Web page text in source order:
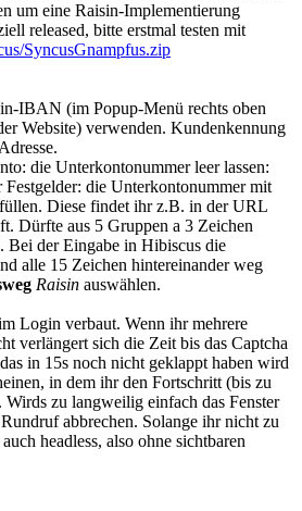
um eine Raisin-Implementierung
released, bitte erstmal testen mit
SyncusGnampfus.zip
IBAN (im Popup-Menü rechts oben
Website) verwenden. Kundenkennung
die Unterkontonummer leer lassen:
Festgelder: die Unterkontonummer mit
Diese findet ihr z.B. in der URL
Dürfte aus 5 Gruppen a 3 Zeichen
Bei der Eingabe in Hibiscus die
alle 15 Zeichen hintereinander weg
Raisin auswählen.
Login verbaut. Wenn ihr mehrere
verlängert sich die Zeit bis das Captcha
in 15s noch nicht geklappt haben wird
in dem ihr den Fortschritt (bis zu
Wirds zu langweilig einfach das Fenster
abbrechen. Solange ihr nicht zu
headless, also ohne sichtbaren